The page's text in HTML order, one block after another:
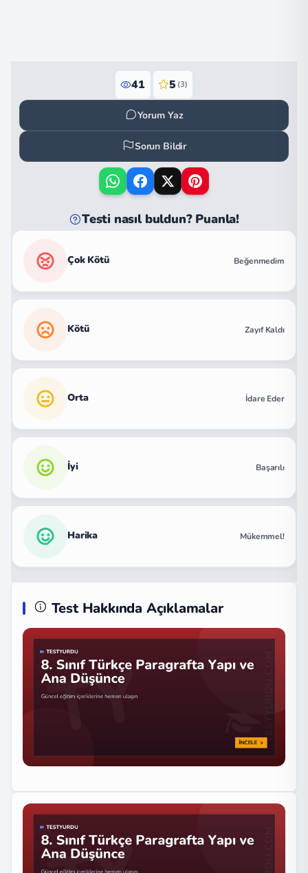
41 5 (3)
Yorum Yaz
Sorun Bildir
Testi nasıl buldun? Puanla!
Çok Kötü Beğenmedim
Kötü Zayıf Kaldı
Orta İdare Eder
İyi Başarılı
Harika Mükemmel!
Test Hakkında Açıklamalar